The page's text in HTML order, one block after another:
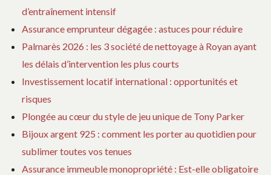
d’entraînement intensif
Assurance emprunteur dégagée : astuces pour réduire
Palmarès 2026 : les 3 société de nettoyage à Royan ayant
les délais d’intervention les plus courts
Investissement locatif international : opportunités et
risques
Plongée au cœur du style de jeu unique de Tony Parker
Bijoux argent 925 : comment les porter au quotidien pour
sublimer toutes vos tenues
Assurance immeuble monopropriété : Est-elle obligatoire